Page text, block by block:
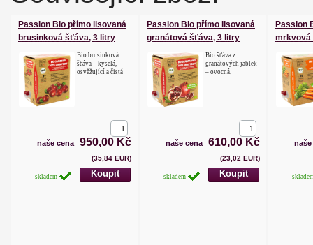
Passion Bio přímo lisovaná
brusinková šťáva, 3 litry
Bio brusinková
šťáva – kyselá,
osvěžující a čistá
naše cena 950,00 Kč
(35,84 EUR)
skladem
Passion Bio přímo lisovaná
granátová šťáva, 3 litry
Bio šťáva z
granátových jablek
– ovocná,
naše cena 610,00 Kč
(23,02 EUR)
skladem
Passion
mrkvová
naše